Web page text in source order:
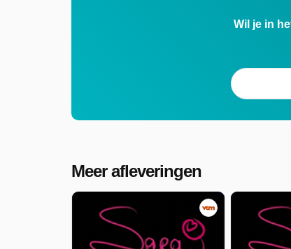
Wil je in
Meer afleveringen